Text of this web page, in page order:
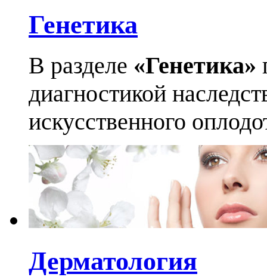
Генетика
В разделе «Генетика»
диагностикой
искусственного
Дерматология